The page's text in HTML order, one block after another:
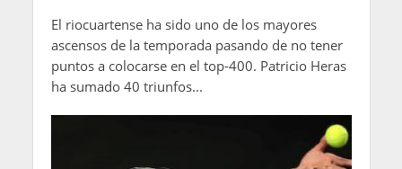
El riocuartense ha sido uno de los mayores
ascensos de la temporada pasando de no tener
puntos a colocarse en el top-400. Patricio Heras
ha sumado 40 triunfos...